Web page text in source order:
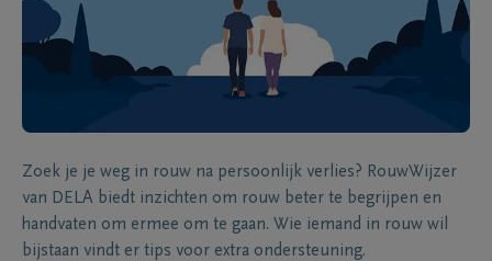
Zoek je je weg in rouw na persoonlijk verlies? RouwWijzer
van DELA biedt inzichten om rouw beter te begrijpen en
handvaten om ermee om te gaan. Wie iemand in rouw wil
bijstaan vindt er tips voor extra ondersteuning.